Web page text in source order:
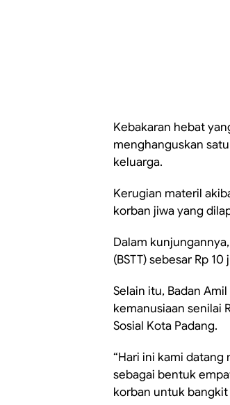
Kebakaran hebat
menghanguskan
keluarga.
Kerugian materil
korban jiwa yang
Dalam
(BSTT) sebesar Rp 10
Selain itu, Badan
kemanusiaan senilai
Sosial Kota Padang.
“Hari ini kami
sebagai bentuk
korban untuk bangkit